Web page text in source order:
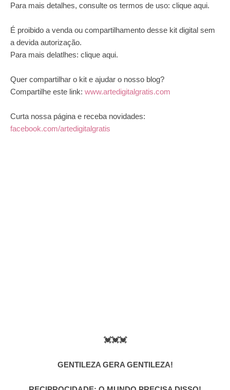
Para mais detalhes, consulte os termos de uso: clique aqui.
É proibido a venda ou compartilhamento desse kit digital sem
a devida autorização.
Para mais delatlhes: clique aqui.
Quer compartilhar o kit e ajudar o nosso blog?
Compartilhe este link: www.artedigitalgratis.com
Curta nossa página e receba novidades:
facebook.com/artedigitalgratis
💓💓💓
GENTILEZA GERA GENTILEZA!